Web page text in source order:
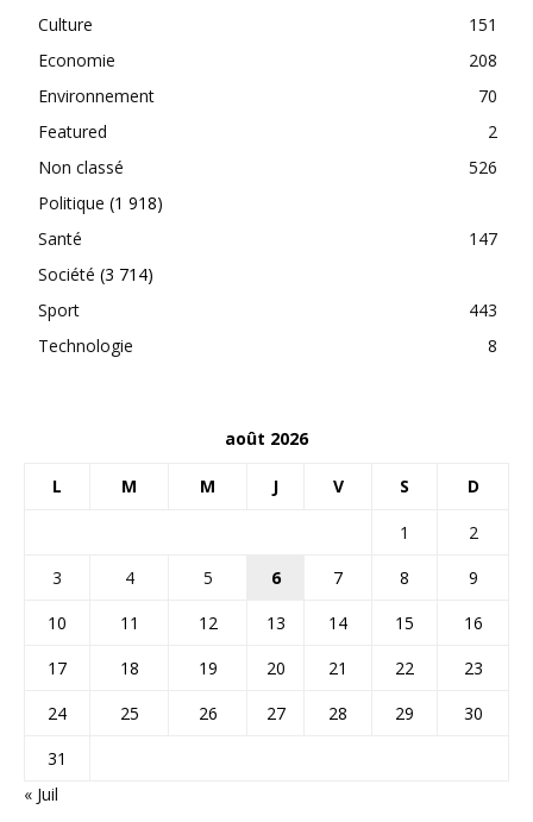
Culture
151
Economie
208
Environnement
70
Featured
2
Non classé
526
Politique (1 918)
Santé
147
Société (3 714)
Sport
443
Technologie
8
août 2026
L M M J V S D
1
2
3
4 5 6 7 8
9
10
11 12 13 14 15
16
17
18 19 20 21 22
23
24
25 26 27 28 29
30
31
« Juil